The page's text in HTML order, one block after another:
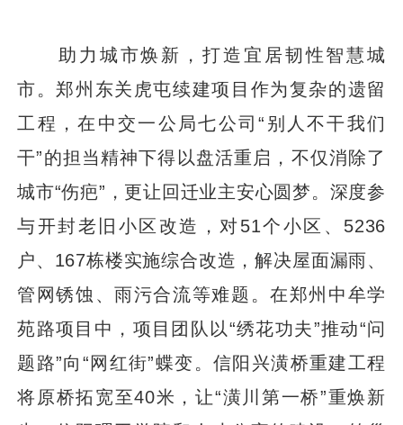
助力城市焕新，打造宜居韧性智慧城
市。郑州东关虎屯续建项目作为复杂的遗留
工程，在中交一公局七公司“别人不干我们
干”的担当精神下得以盘活重启，不仅消除了
城市“伤疤”，更让回迁业主安心圆梦。深度参
与开封老旧小区改造，对51个小区、5236
户、167栋楼实施综合改造，解决屋面漏雨、
管网锈蚀、雨污合流等难题。在郑州中牟学
苑路项目中，项目团队以“绣花功夫”推动“问
题路”向“网红街”蝶变。信阳兴潢桥重建工程
将原桥拓宽至40米，让“潢川第一桥”重焕新